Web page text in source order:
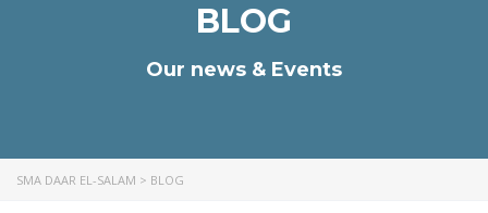
BLOG
Our news & Events
SMA DAAR EL-SALAM > BLOG